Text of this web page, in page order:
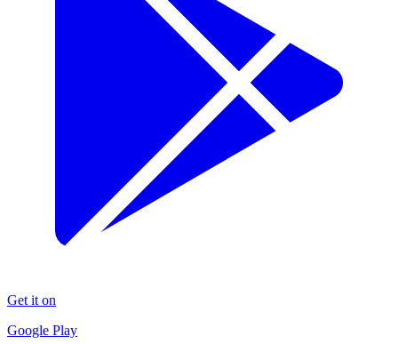
Get it on
Google Play